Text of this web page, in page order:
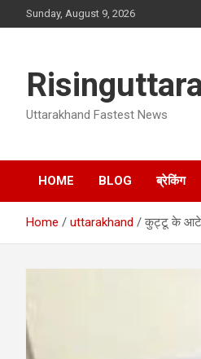
to
Sunday, August 9, 2026
Uttarakhand Fastest News
HOME BLOG ब्रेकिंग
Home uttarakhand कुट्टू के आटे